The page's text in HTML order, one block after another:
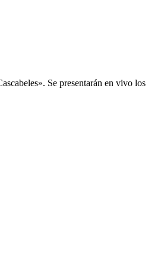
Se presentarán en vivo los